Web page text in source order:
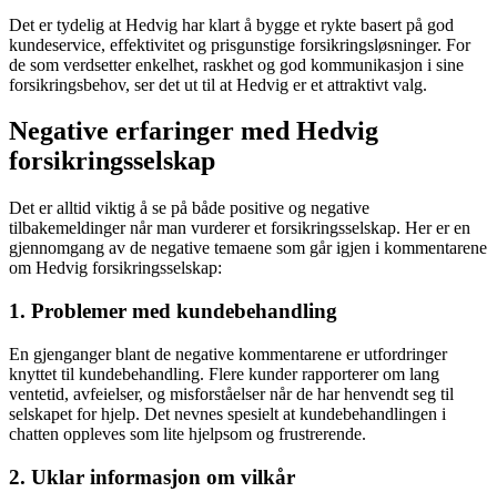
Det er tydelig at Hedvig har klart å bygge et rykte basert på god
kundeservice, effektivitet og prisgunstige forsikringsløsninger. For
de som verdsetter enkelhet, raskhet og god kommunikasjon i sine
forsikringsbehov, ser det ut til at Hedvig er et attraktivt valg.
Negative erfaringer med Hedvig
forsikringsselskap
Det er alltid viktig å se på både positive og negative
tilbakemeldinger når man vurderer et forsikringsselskap. Her er en
gjennomgang av de negative temaene som går igjen i kommentarene
om Hedvig forsikringsselskap:
1. Problemer med kundebehandling
En gjenganger blant de negative kommentarene er utfordringer
knyttet til kundebehandling. Flere kunder rapporterer om lang
ventetid, avfeielser, og misforståelser når de har henvendt seg til
selskapet for hjelp. Det nevnes spesielt at kundebehandlingen i
chatten oppleves som lite hjelpsom og frustrerende.
2. Uklar informasjon om vilkår